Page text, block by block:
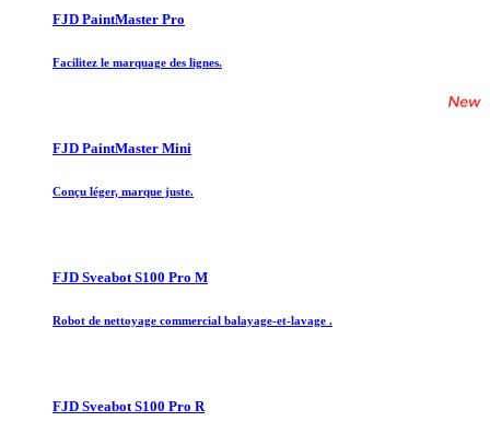
FJD PaintMaster Pro
Facilitez le marquage des lignes.
FJD PaintMaster Mini
Conçu léger, marque juste.
FJD Sveabot S100 Pro M
Robot de nettoyage commercial balayage-et-lavage .
FJD Sveabot S100 Pro R